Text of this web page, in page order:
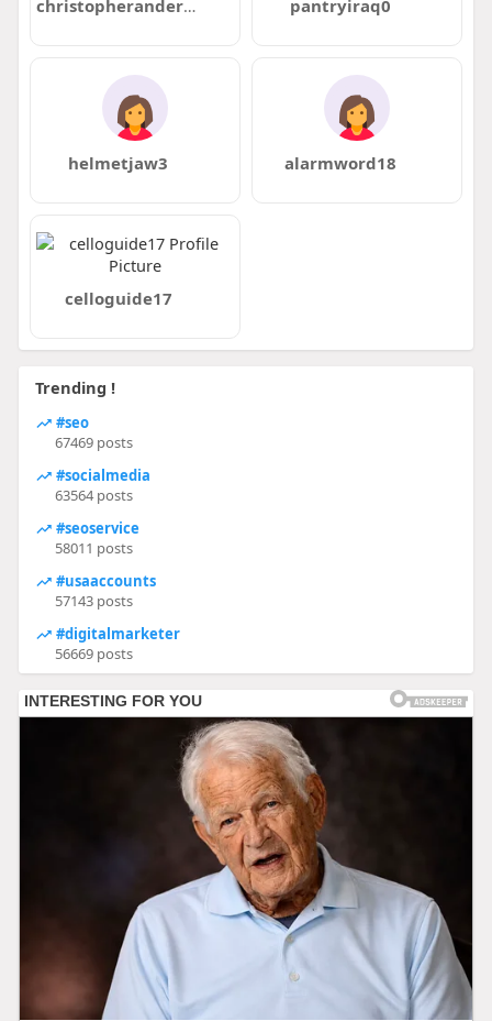
christopheranderson4781 pantryiraq0
helmetjaw3 alarmword18
celloguide17
Trending !
#seo
67469 posts
#socialmedia
63564 posts
#seoservice
58011 posts
#usaaccounts
57143 posts
#digitalmarketer
56669 posts